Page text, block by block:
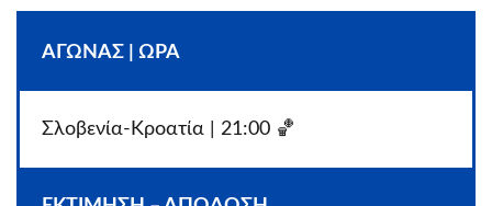
ΑΓΩΝΑΣ | ΩΡΑ
Σλοβενία-Κροατία | 21:00 🏀